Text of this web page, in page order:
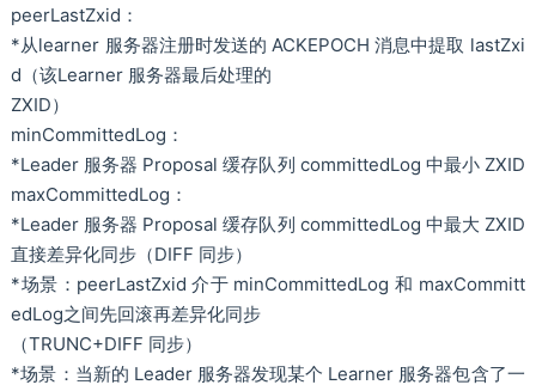
peerLastZxid：
*从learner 服务器注册时发送的 ACKEPOCH 消息中提取 lastZxi
d（该Learner 服务器最后处理的
ZXID）
minCommittedLog：
*Leader 服务器 Proposal 缓存队列 committedLog 中最小 ZXID
maxCommittedLog：
*Leader 服务器 Proposal 缓存队列 committedLog 中最大 ZXID
直接差异化同步（DIFF 同步）
*场景：peerLastZxid 介于 minCommittedLog 和 maxCommitt
edLog之间先回滚再差异化同步
（TRUNC+DIFF 同步）
*场景：当新的 Leader 服务器发现某个 Learner 服务器包含了一